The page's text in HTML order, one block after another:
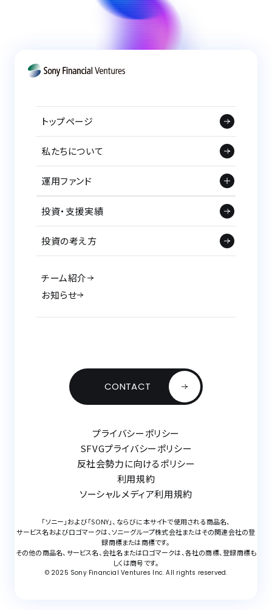
トップページ
私たちについて
運用ファンド
投資・支援実績
投資の考え方
チーム紹介
お知らせ
CONTACT
プライバシーポリシー
SFVGプライバシーポリシー
反社会勢力に向けるポリシー
利用規約
ソーシャルメディア利用規約
「ソニー」および「SONY」、ならびに本サイトで使用される商品名、
サービス名およびロゴマークは、ソニーグループ株式会社またはその関連会社の登
録商標または商標です。
その他の商品名、サービス名、会社名またはロゴマークは、各社の商標、登録商標も
しくは商号です。
© 2025 Sony FinancialVentures Inc. All rights reserved.